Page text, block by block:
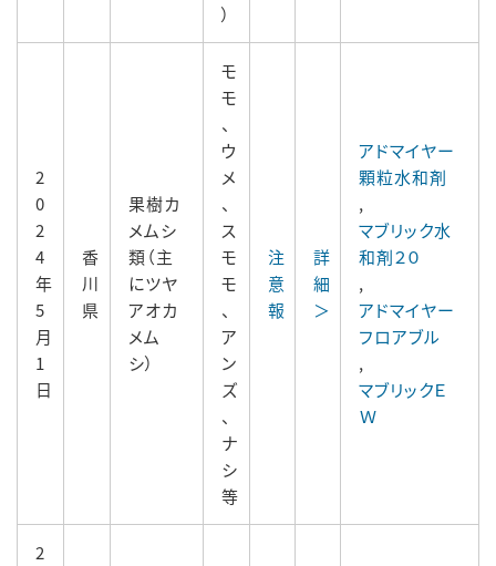
）
2
0
2
4
年
5
月
1
日
香
川
県
果樹カ
メムシ
類（主
にツヤ
アオカ
メム
シ）
モ
モ
、
ウ
メ
、
ス
モ
モ
、
ア
ン
ズ
、
ナ
シ
等
注
意
報
詳
細
＞
アドマイヤー
顆粒水和剤
,
マブリック水
和剤２０
,
アドマイヤー
フロアブル
,
マブリックＥ
Ｗ
2